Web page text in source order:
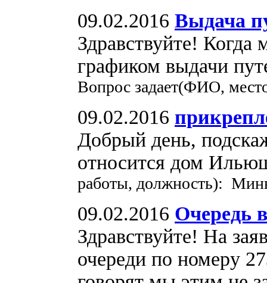
09.02.2016 Выдача
Здравствуйте! Когда
графиком выдачи
Вопрос задает(ФИО,
09.02.2016
Добрый день,
относится дом
работы, должность):
09.02.2016 Очередь
Здравствуйте! На
очереди по номеру